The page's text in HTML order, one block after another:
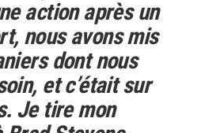
action après un
nous avons mis
dont nous
et c’était sur
Je tire mon